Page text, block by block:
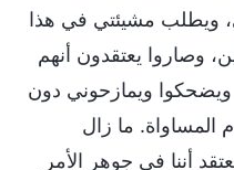
ويطلب مشيئتي في هذا
وصاروا يعتقدون أنهم
ويضحكوا ويمازحوني دون
المساواة. ما زال
أننا في جوهر الأمر